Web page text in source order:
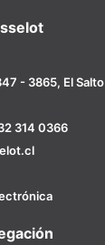
- 3865, El Salto
314 0366